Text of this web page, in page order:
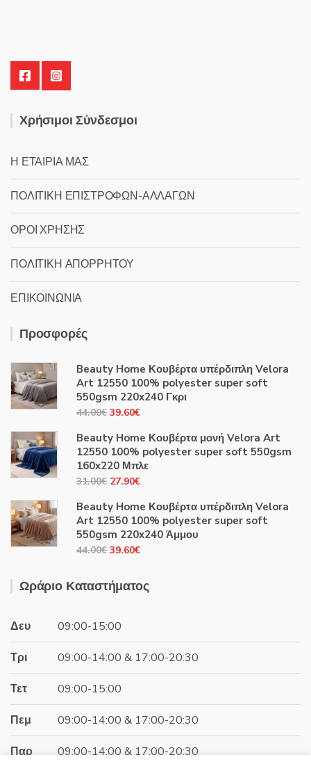
Χρήσιμοι Σύνδεσμοι
Η ΕΤΑΙΡΙΑ ΜΑΣ
ΠΟΛΙΤΙΚΗ ΕΠΙΣΤΡΟΦΩΝ-ΑΛΛΑΓΩΝ
ΟΡΟΙ ΧΡΗΣΗΣ
ΠΟΛΙΤΙΚΗ ΑΠΟΡΡΗΤΟΥ
ΕΠΙΚΟΙΝΩΝΙΑ
Προσφορές
Beauty Home Κουβέρτα υπέρδιπλη Velora
Art 12550 100% polyester super soft
550gsm 220x240 Γκρι
44.00€ Original
was:
44.00€.
39.60€Η
τιμή
είναι:
39.60€.
Beauty Home Κουβέρτα μονή Velora Art
12550 100% polyester super soft 550gsm
160x220 Μπλε
31.00€ Original
was:
31.00€.
27.90€Η
τιμή
είναι:
27.90€.
Beauty Home Κουβέρτα υπέρδιπλη Velora
Art 12550 100% polyester super soft
550gsm 220x240 Άμμου
44.00€ Original
was:
39.60€Η
τιμή
Ωράριο Καταστήματος
Δευ 09:00-15:00
Τρι 09:00-14:00 & 17:00-20:30
Τετ 09:00-15:00
Πεμ 09:00-14:00 & 17:00-20:30
Παρ 09:00-14:00 & 17:00-20:30